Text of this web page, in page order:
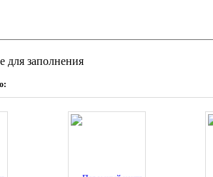
для заполнения